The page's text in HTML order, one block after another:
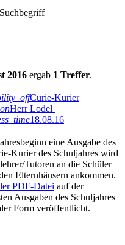
Suchbegriff
2016 ergab 1 Treffer.
Curie-Kurier
Herr Lodel
18.08.16
eine Ausgabe des
Kurier des Schuljahres wird
Tutoren an die Schüler
Elternhäusern ankommen.
PDF-Datei auf der
Ausgaben des Schuljahres
Form veröffentlicht.